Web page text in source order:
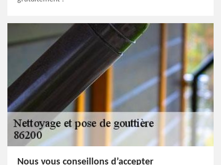
Nous vous conseillons d’accepter